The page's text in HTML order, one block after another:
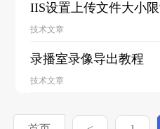
IIS设置上传文件大小限
技术文章
录播室录像导出教程
技术文章